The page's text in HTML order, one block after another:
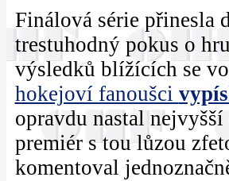
Finálová série přinesla
trestuhodný pokus o
výsledků blížících se
hokejoví fanoušci
opravdu nastal nejvyšší
premiér s tou lůzou
komentoval